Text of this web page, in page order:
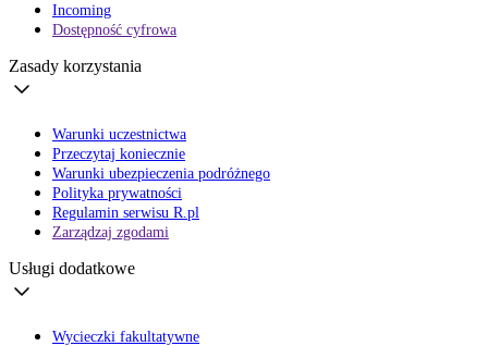
Incoming
Dostępność cyfrowa
Zasady korzystania
Warunki uczestnictwa
Przeczytaj koniecznie
Warunki ubezpieczenia podróżnego
Polityka prywatności
Regulamin serwisu R.pl
Zarządzaj zgodami
Usługi dodatkowe
Wycieczki fakultatywne